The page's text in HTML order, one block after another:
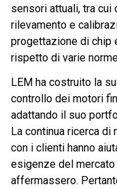
sensori attuali, tra
rilevamento e
progettazione di chip
rispetto di varie
LEM ha costruito la
controllo dei motori
adattando il suo
La continua ricerca
con i clienti hanno
esigenze del
affermassero.